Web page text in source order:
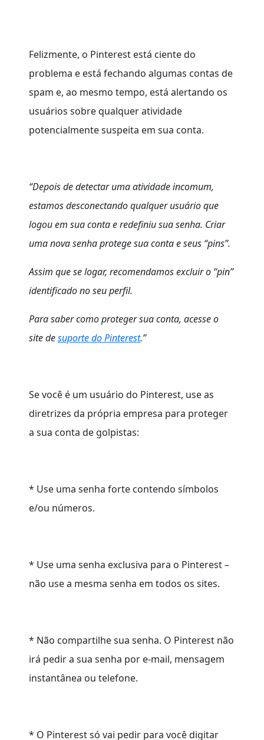
Felizmente, o Pinterest está ciente do
problema e está fechando algumas contas de
spam e, ao mesmo tempo, está alertando os
usuários sobre qualquer atividade
potencialmente suspeita em sua conta.
“Depois de detectar uma atividade incomum,
estamos desconectando qualquer usuário que
logou em sua conta e redefiniu sua senha. Criar
uma nova senha protege sua conta e seus “pins”.
Assim que se logar, recomendamos excluir o “pin”
identificado no seu perfil.
Para saber como proteger sua conta, acesse o
site desuporte do Pinterest.”
Se você é um usuário do Pinterest, use as
diretrizes da própria empresa para proteger
a sua conta de golpistas:
* Use uma senha forte contendo símbolos
e/ou números.
* Use uma senha exclusiva para o Pinterest –
não use a mesma senha em todos os sites.
* Não compartilhe sua senha. O Pinterest não
irá pedir a sua senha por e-mail, mensagem
instantânea ou telefone.
* O Pinterest só vai pedir para você digitar